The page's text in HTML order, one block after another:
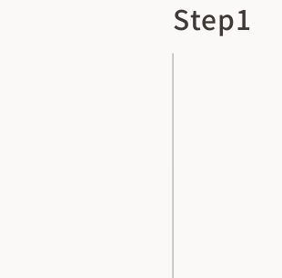
Step1